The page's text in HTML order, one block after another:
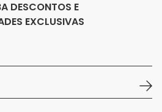
DESCONTOS E
EXCLUSIVAS